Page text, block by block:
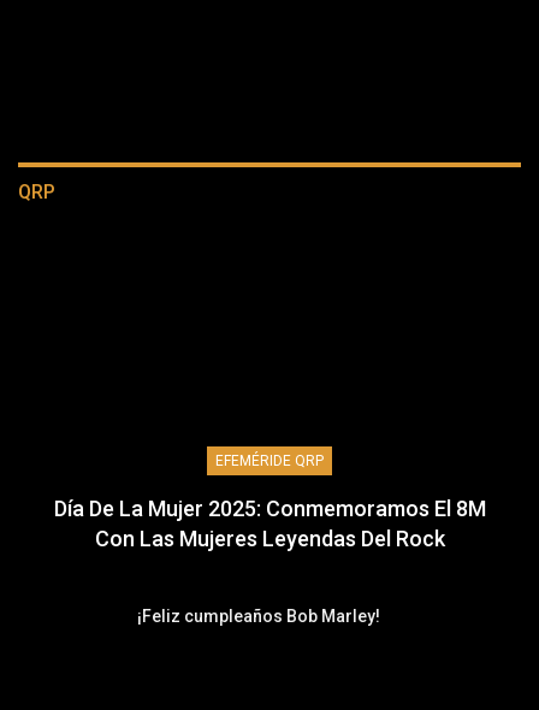
QRP
EFEMÉRIDE QRP
Día De La Mujer 2025: Conmemoramos El 8M
Con Las Mujeres Leyendas Del Rock
¡Feliz cumpleaños Bob Marley!